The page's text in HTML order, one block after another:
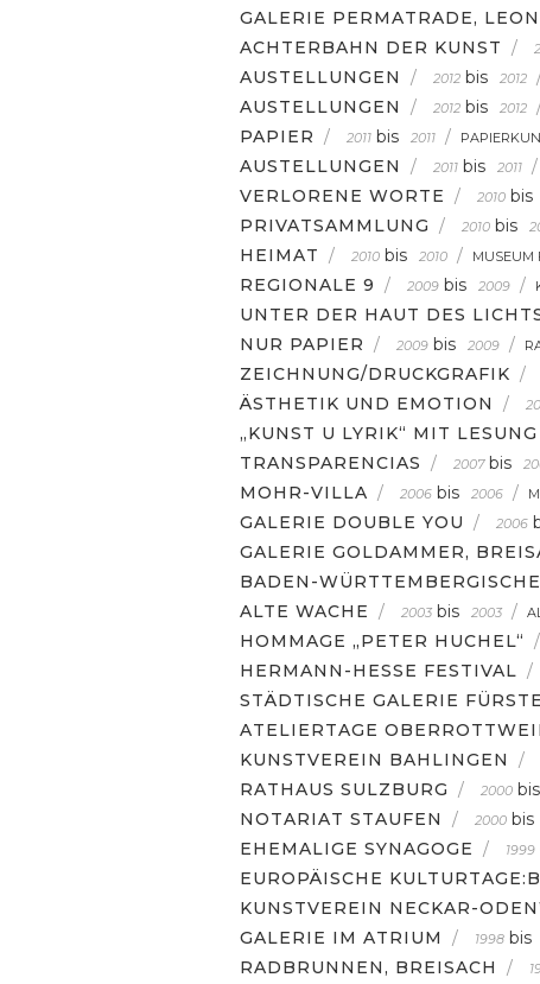
GALERIE PERMATRADE,
ACHTERBAHN DER KUNST /
AUSTELLUNGEN / 2012 bis 2012
AUSTELLUNGEN / 2012 bis 2012
PAPIER / 2011 bis 2011 /
AUSTELLUNGEN / 2011 bis 2011 /
VERLORENE WORTE / 2010 bis
PRIVATSAMMLUNG / 2010 bis
HEIMAT / 2010 bis 2010 / MUSEUM
REGIONALE 9 / 2009 bis 2009 /
UNTER DER HAUT DES
NUR PAPIER / 2009 bis 2009 /
ZEICHNUNG/DRUCKGRAFIK /
ÄSTHETIK UND EMOTION /
„KUNST U LYRIK“ MIT
TRANSPARENCIAS / 2007 bis
MOHR-VILLA / 2006 bis 2006 /
GALERIE DOUBLE YOU / 2006
GALERIE GOLDAMMER,
BADEN-
ALTE WACHE / 2003 bis 2003 /
HOMMAGE „PETER HUCHEL“ /
HERMANN-HESSE FESTIVAL /
STÄDTISCHE GALERIE
ATELIERTAGE
KUNSTVEREIN BAHLINGEN /
RATHAUS SULZBURG / 2000 bis
NOTARIAT STAUFEN / 2000 bis
EHEMALIGE SYNAGOGE / 1999
EUROPÄISCHE
KUNSTVEREIN NECKAR-
GALERIE IM ATRIUM / 1998 bis
RADBRUNNEN, BREISACH /